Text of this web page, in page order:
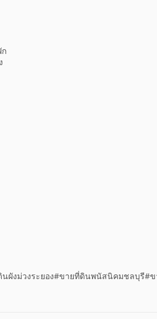
ผังม่วงระยอง​#ขายที่ดินพนัสนิคมชลบุรี​#